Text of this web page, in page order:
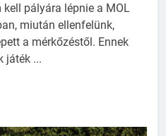
pályára lépnie a MOL
miután ellenfelünk,
a mérkőzéstől. Ennek
játék ...